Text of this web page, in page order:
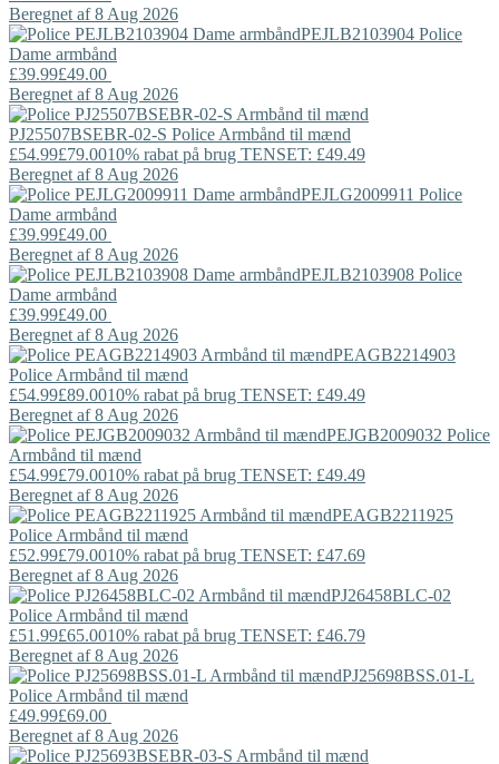
Beregnet af 8 Aug 2026
PEJLB2103904 Police
Dame armbånd
£39.99£49.00
Beregnet af 8 Aug 2026
PJ25507BSEBR-02-S Police Armbånd til mænd
£54.99£79.0010% rabat på brug TENSET: £49.49
Beregnet af 8 Aug 2026
PEJLG2009911 Police
Dame armbånd
£39.99£49.00
Beregnet af 8 Aug 2026
PEJLB2103908 Police
Dame armbånd
£39.99£49.00
Beregnet af 8 Aug 2026
PEAGB2214903
Police Armbånd til mænd
£54.99£89.0010% rabat på brug TENSET: £49.49
Beregnet af 8 Aug 2026
PEJGB2009032 Police
Armbånd til mænd
£54.99£79.0010% rabat på brug TENSET: £49.49
Beregnet af 8 Aug 2026
PEAGB2211925
Police Armbånd til mænd
£52.99£79.0010% rabat på brug TENSET: £47.69
Beregnet af 8 Aug 2026
PJ26458BLC-02
Police Armbånd til mænd
£51.99£65.0010% rabat på brug TENSET: £46.79
Beregnet af 8 Aug 2026
PJ25698BSS.01-L
Police Armbånd til mænd
£49.99£69.00
Beregnet af 8 Aug 2026